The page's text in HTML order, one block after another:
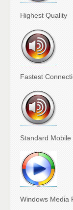
Highest Quality
Fastest
Standard Mobile
Windows Media